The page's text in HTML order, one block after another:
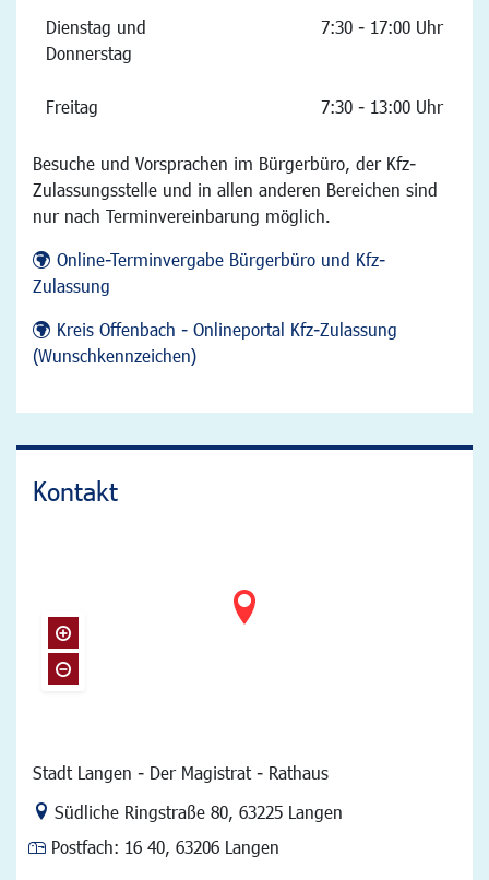
Dienstag und
Donnerstag
7:30 - 17:00 Uhr
Freitag 7:30 - 13:00 Uhr
Besuche und Vorsprachen im Bürgerbüro, der Kfz-
Zulassungsstelle und in allen anderen Bereichen sind
nur nach Terminvereinbarung möglich.
Online-Terminvergabe Bürgerbüro und Kfz-
Zulassung
Kreis Offenbach - Onlineportal Kfz-Zulassung
(Wunschkennzeichen)
Kontakt
Stadt Langen - Der Magistrat - Rathaus
Link zur Google-Maps Navigation
Südliche Ringstraße 80, 63225 Langen
Postfach: 16 40, 63206 Langen